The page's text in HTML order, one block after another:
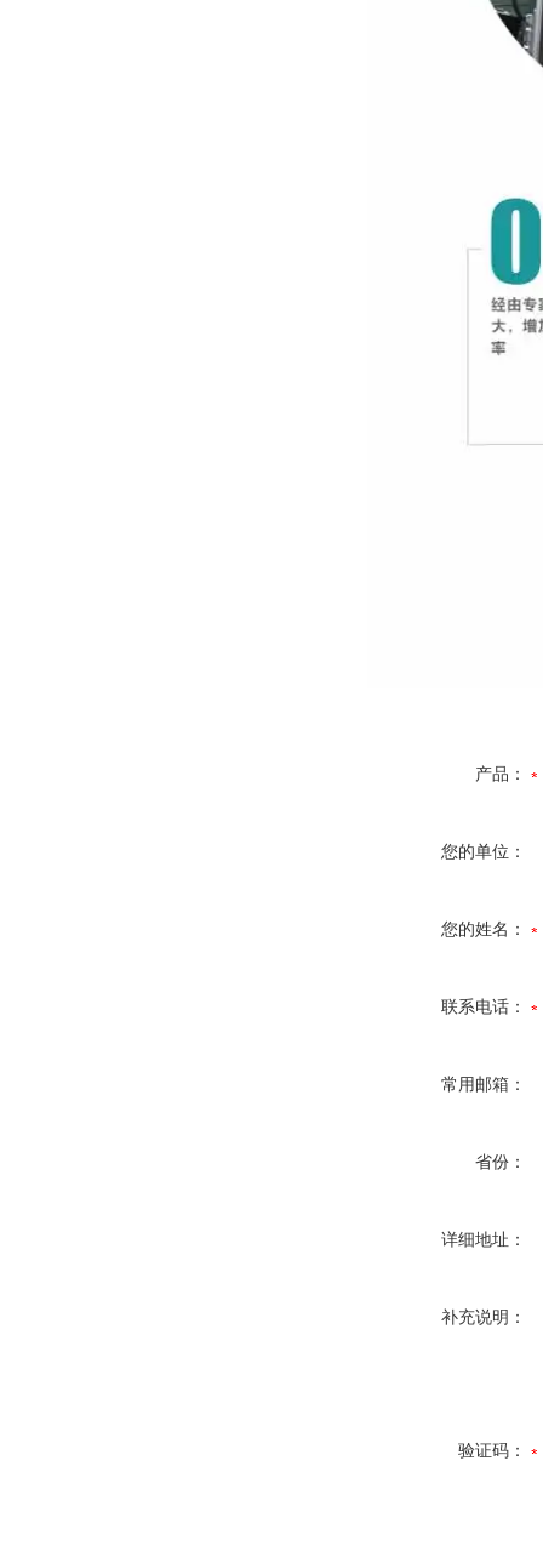
产品：
您的单位：
您的姓名：
联系电话：
常用邮箱：
省份：
详细地址：
补充说明：
验证码：